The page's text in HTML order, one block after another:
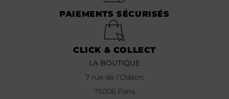
PAIEMENTS SÉCURISÉS
CLICK & COLLECT
LA BOUTIQUE
7 rue de l’Odéon
75006 Paris